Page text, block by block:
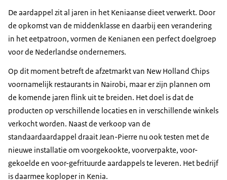
De aardappel zit al jaren in het Keniaanse dieet verwerkt. Door
de opkomst van de middenklasse en daarbij een verandering
in het eetpatroon, vormen de Kenianen een perfect doelgroep
voor de Nederlandse ondernemers.
Op dit moment betreft de afzetmarkt van New Holland Chips
voornamelijk restaurants in Nairobi, maar er zijn plannen om
de komende jaren flink uit te breiden. Het doel is dat de
producten op verschillende locaties en in verschillende winkels
verkocht worden. Naast de verkoop van de
standaardaardappel draait Jean-Pierre nu ook testen met de
nieuwe installatie om voorgekookte, voorverpakte, voor-
gekoelde en voor-gefrituurde aardappels te leveren. Het bedrijf
is daarmee koploper in Kenia.